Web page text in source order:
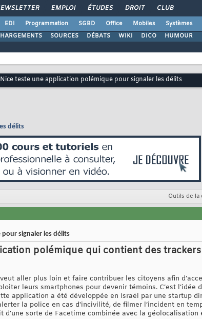
EMPLOI ÉTUDES DROIT CLUB
EDI Programmation SGBD Office Mobiles
Systèmes
SOURCES DÉBATS WIKI DICO HUMOUR
teste une application polémique pour signaler les délits
délits
Outils de la
signaler les délits
polémique qui contient des trackers
aller plus loin et faire contribuer les citoyens afin
leurs smartphones pour devenir témoins. C’est l’idée
application a été développée en Israël par une startup
la police en cas d'incivilité, de filmer l’incident en
sorte de Facetime combinée avec la